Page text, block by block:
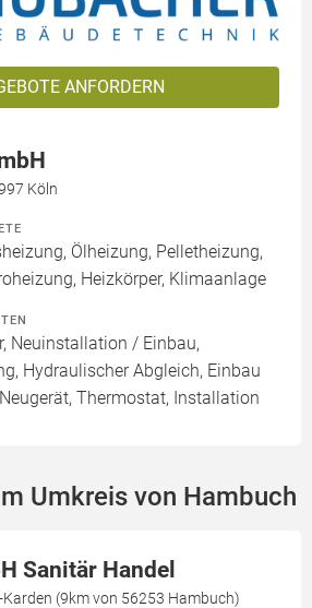
ANFORDERN
Köln
Ölheizung, Pelletheizung,
Heizkörper, Klimaanlage
Neuinstallation / Einbau,
Hydraulischer Abgleich, Einbau
Thermostat, Installation
Umkreis von Hambuch
Sanitär Handel
Karden (9km von 56253 Hambuch)